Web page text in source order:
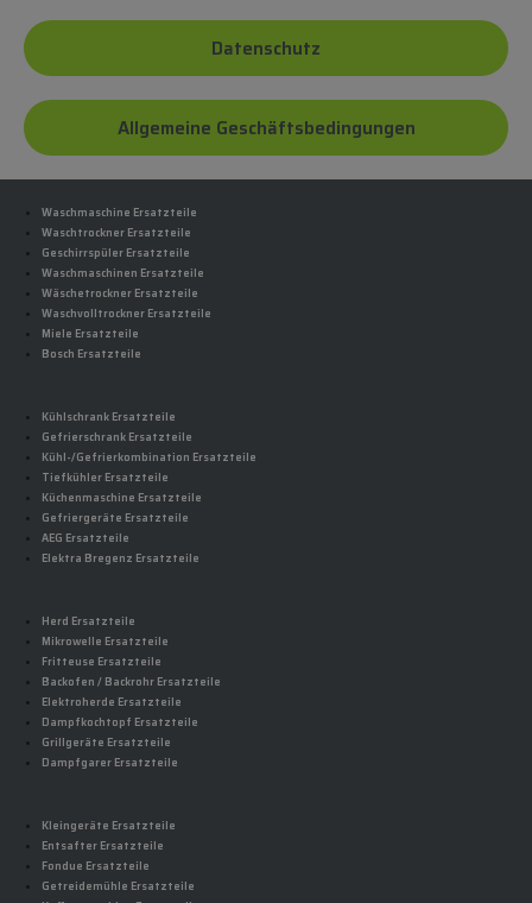
Datenschutz
Allgemeine Geschäftsbedingungen
Waschmaschine Ersatzteile
Waschtrockner Ersatzteile
Geschirrspüler Ersatzteile
Waschmaschinen Ersatzteile
Wäschetrockner Ersatzteile
Waschvolltrockner Ersatzteile
Miele Ersatzteile
Bosch Ersatzteile
Kühlschrank Ersatzteile
Gefrierschrank Ersatzteile
Kühl-/Gefrierkombination Ersatzteile
Tiefkühler Ersatzteile
Küchenmaschine Ersatzteile
Gefriergeräte Ersatzteile
AEG Ersatzteile
Elektra Bregenz Ersatzteile
Herd Ersatzteile
Mikrowelle Ersatzteile
Fritteuse Ersatzteile
Backofen / Backrohr Ersatzteile
Elektroherde Ersatzteile
Dampfkochtopf Ersatzteile
Grillgeräte Ersatzteile
Dampfgarer Ersatzteile
Kleingeräte Ersatzteile
Entsafter Ersatzteile
Fondue Ersatzteile
Getreidemühle Ersatzteile